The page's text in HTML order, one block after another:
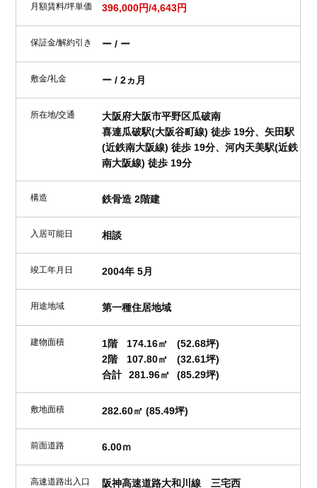
月額賃料/坪単価 396,000円/4,643円
保証金/解約引き ー / ー
敷金/礼金 ー / 2ヵ月
所在地/交通
大阪府大阪市平野区瓜破南
喜連瓜破駅(大阪谷町線) 徒歩 19分、矢田駅
(近鉄南大阪線) 徒歩 19分、河内天美駅(近鉄
南大阪線) 徒歩 19分
構造 鉄骨造 2階建
入居可能日 相談
竣工年月日 2004年 5月
用途地域 第一種住居地域
建物面積 1階 174.16㎡
(52.68坪)
2階
107.80㎡
(32.61坪)
合計
281.96㎡ (85.29坪)
敷地面積 282.60㎡ (85.49坪)
前面道路 6.00ｍ
高速道路出入口 阪神高速道路大和川線 三宅西